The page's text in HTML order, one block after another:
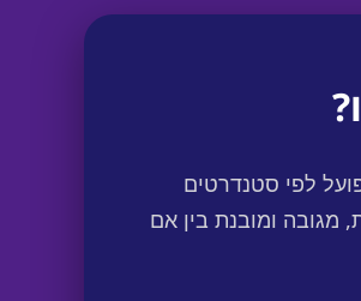
לפי סטנדרטים
מגובה ומובנת בין אם